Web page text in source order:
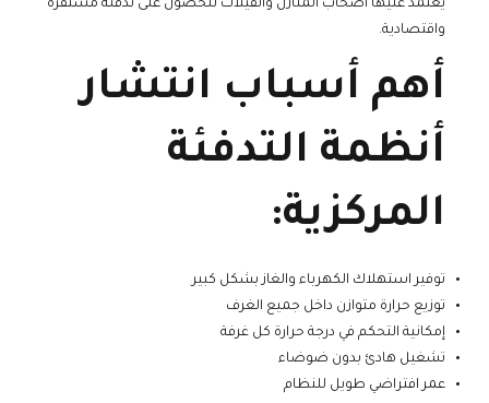
يعتمد عليها أصحاب المنازل والفيلات للحصول على تدفئة مستقرة
واقتصادية.
أهم أسباب انتشار
أنظمة التدفئة
المركزية:
توفير استهلاك الكهرباء والغاز بشكل كبير
توزيع حرارة متوازن داخل جميع الغرف
إمكانية التحكم في درجة حرارة كل غرفة
تشغيل هادئ بدون ضوضاء
عمر افتراضي طويل للنظام